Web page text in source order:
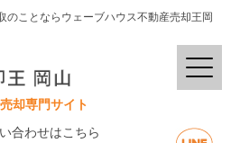
のことならウェーブハウス不動産売却王岡
却専門サイト
合わせはこちら